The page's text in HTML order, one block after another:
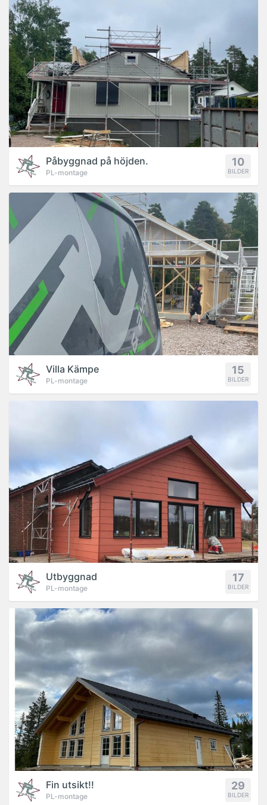
10
BILDER
Påbyggnad på höjden.
PL-montage
15
BILDER
Villa Kämpe
PL-montage
17
BILDER
Utbyggnad
PL-montage
29
BILDER
Fin utsikt!!
PL-montage